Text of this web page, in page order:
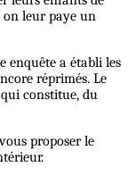
on leur paye un
enquête a établi les
réprimés. Le
constitue, du
proposer le